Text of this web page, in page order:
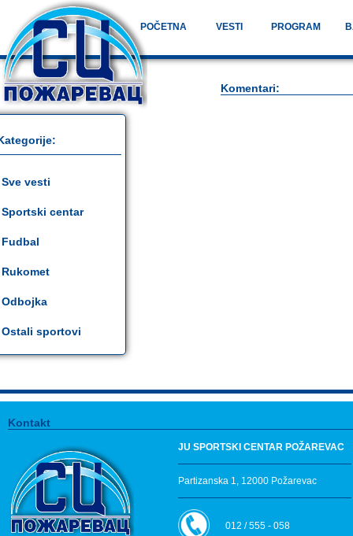
POČETNA VESTI PROGRAM
Sve vesti
Sportski centar
Fudbal
Rukomet
Odbojka
Ostali sportovi
Komentari:
Kontakt
JU SPORTSKI CENTAR POŽAREVAC
Partizanska 1, 12000 Požarevac
012 / 555 - 058